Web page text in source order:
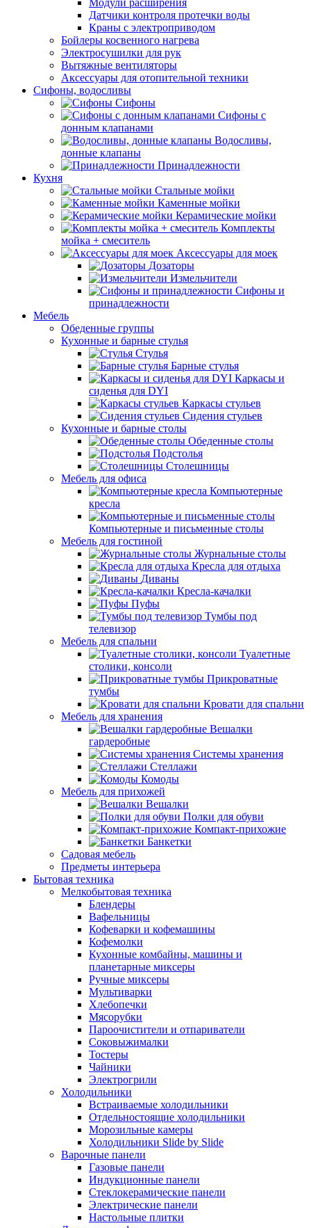
Модули расширения
Датчики контроля протечки воды
Краны с электроприводом
Бойлеры косвенного нагрева
Электросушилки для рук
Вытяжные вентиляторы
Аксессуары для отопительной техники
Сифоны, водосливы
Сифоны
Сифоны с
донным клапанами
Водосливы,
донные клапаны
Принадлежности
Кухня
Стальные мойки
Каменные мойки
Керамические мойки
Комплекты
мойка + смеситель
Аксессуары для моек
Дозаторы
Измельчители
Сифоны и
принадлежности
Мебель
Обеденные группы
Кухонные и барные стулья
Стулья
Барные стулья
Каркасы и
сиденья для DYI
Каркасы стульев
Сидения стульев
Кухонные и барные столы
Обеденные столы
Подстолья
Столешницы
Мебель для офиса
Компьютерные
кресла
Компьютерные и письменные столы
Мебель для гостиной
Журнальные столы
Кресла для отдыха
Диваны
Кресла-качалки
Пуфы
Тумбы под
телевизор
Мебель для спальни
Туалетные
столики, консоли
Прикроватные
тумбы
Кровати для спальни
Мебель для хранения
Вешалки
гардеробные
Системы хранения
Стеллажи
Комоды
Мебель для прихожей
Вешалки
Полки для обуви
Компакт-прихожие
Банкетки
Садовая мебель
Предметы интерьера
Бытовая техника
Мелкобытовая техника
Блендеры
Вафельницы
Кофеварки и кофемашины
Кофемолки
Кухонные комбайны, машины и
планетарные миксеры
Ручные миксеры
Мультиварки
Хлебопечки
Мясорубки
Пароочистители и отпариватели
Соковыжималки
Тостеры
Чайники
Электрогрили
Холодильники
Встраиваемые холодильники
Отдельностоящие холодильники
Морозильные камеры
Холодильники Slide by Slide
Варочные панели
Газовые панели
Индукционные панели
Стеклокерамические панели
Электрические панели
Настольные плитки